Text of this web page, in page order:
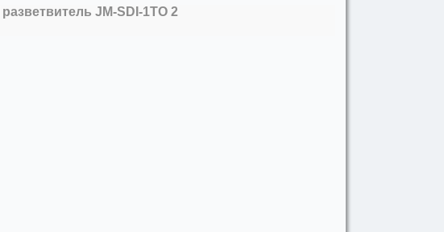
JM-SDI-1TO 2